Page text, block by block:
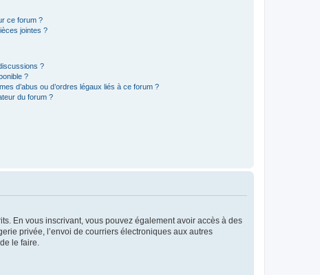
ce forum ?
jointes ?
?
?
d’abus ou d’ordres légaux liés à ce forum ?
du forum ?
En vous inscrivant, vous pouvez également avoir accès à des
privée, l’envoi de courriers électroniques aux autres
le faire.